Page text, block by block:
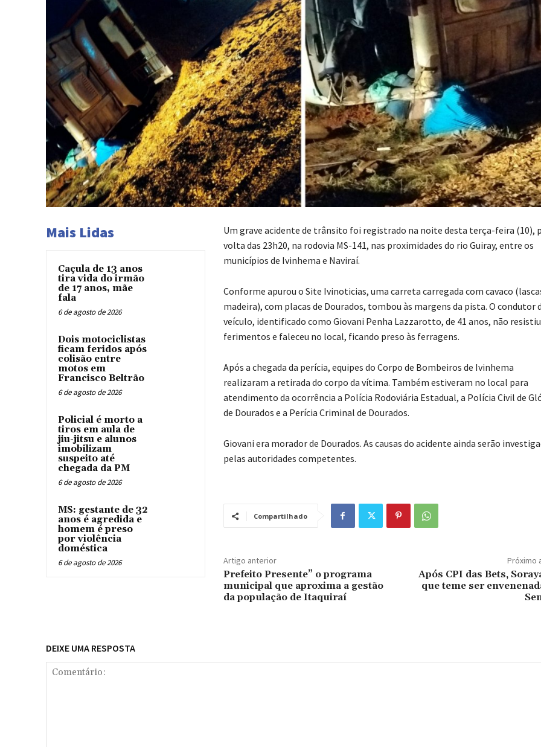
Mais Lidas
Caçula de 13 anos
tira vida do irmão
de 17 anos, mãe
fala
6 de agosto de 2026
Dois motociclistas
ficam feridos após
colisão entre
motos em
Francisco Beltrão
6 de agosto de 2026
Policial é morto a
tiros em aula de
jiu-jitsu e alunos
imobilizam
suspeito até
chegada da PM
6 de agosto de 2026
MS: gestante de 32
anos é agredida e
homem é preso
por violência
doméstica
6 de agosto de 2026
Um grave acidente de trânsito foi registrado na noite desta terça-feira (10),
volta das 23h20, na rodovia MS-141, nas proximidades do rio Guiray, entre os
municípios de Ivinhema e Naviraí.
Conforme apurou o Site Ivinoticias, uma carreta carregada com cavaco
madeira), com placas de Dourados, tombou às margens da pista. O condutor
veículo, identificado como Giovani Penha Lazzarotto, de 41 anos, não
ferimentos e faleceu no local, ficando preso às ferragens.
Após a chegada da perícia, equipes do Corpo de Bombeiros de Ivinhema
realizaram a retirada do corpo da vítima. Também estiveram no local para
atendimento da ocorrência a Polícia Rodoviária Estadual, a Polícia Civil de
de Dourados e a Perícia Criminal de Dourados.
Giovani era morador de Dourados. As causas do acidente ainda serão
pelas autoridades competentes.
Compartilhado
Artigo anterior
Prefeito Presente” o programa
municipal que aproxima a gestão
da população de Itaquiraí
Próximo
Após CPI das Bets,
que teme ser
DEIXE UMA RESPOSTA